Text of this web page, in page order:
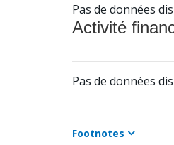
Pas de données
Activité
Pas de données
Footnotes